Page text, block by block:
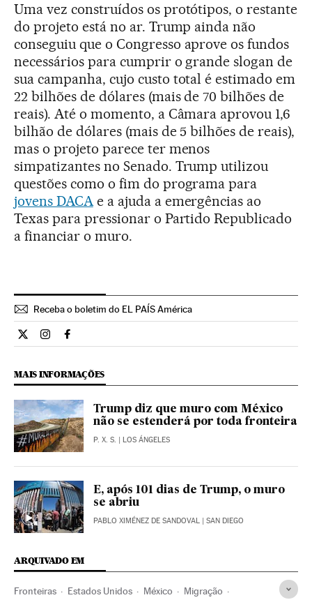
Uma vez construídos os protótipos, o restante
do projeto está no ar. Trump ainda não
conseguiu que o Congresso aprove os fundos
necessários para cumprir o grande slogan de
sua campanha, cujo custo total é estimado em
22 bilhões de dólares (mais de 70 bilhões de
reais). Até o momento, a Câmara aprovou 1,6
bilhão de dólares (mais de 5 bilhões de reais),
mas o projeto parece ter menos
simpatizantes no Senado. Trump utilizou
questões como o fim do programa para
jovens DACAe a ajuda a emergências ao
Texas para pressionar o Partido Republicado
a financiar o muro.
Receba o boletim do EL PAÍS América
Internacional El País Brasil en Twitter
Internacional El País Brasil en Instagram
Internacional El País Brasil en Facebook
MAIS INFORMAÇÕES
Trump diz que muro com México
não se estenderá por toda fronteira
P. X. S. | LOS ÁNGELES
E, após 101 dias de Trump, o muro
se abriu
PABLO XIMÉNEZ DE SANDOVAL | SAN DIEGO
ARQUIVADO EM
Fronteiras Estados Unidos México Migração